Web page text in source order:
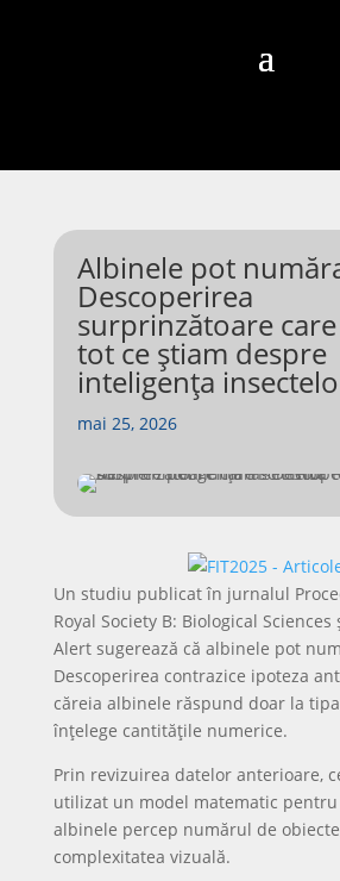
Albinele pot
Descoperirea
surprinzătoare
tot ce știam despre
inteligența
mai 25, 2026
Un studiu publicat în jurnalul
Royal Society B: Biological
Alert sugerează că albinele pot
Descoperirea contrazice ipoteza
căreia albinele răspund doar la
înțelege cantitățile numerice.
Prin revizuirea datelor anterioare,
utilizat un model matematic
albinele percep numărul de
complexitatea vizuală.